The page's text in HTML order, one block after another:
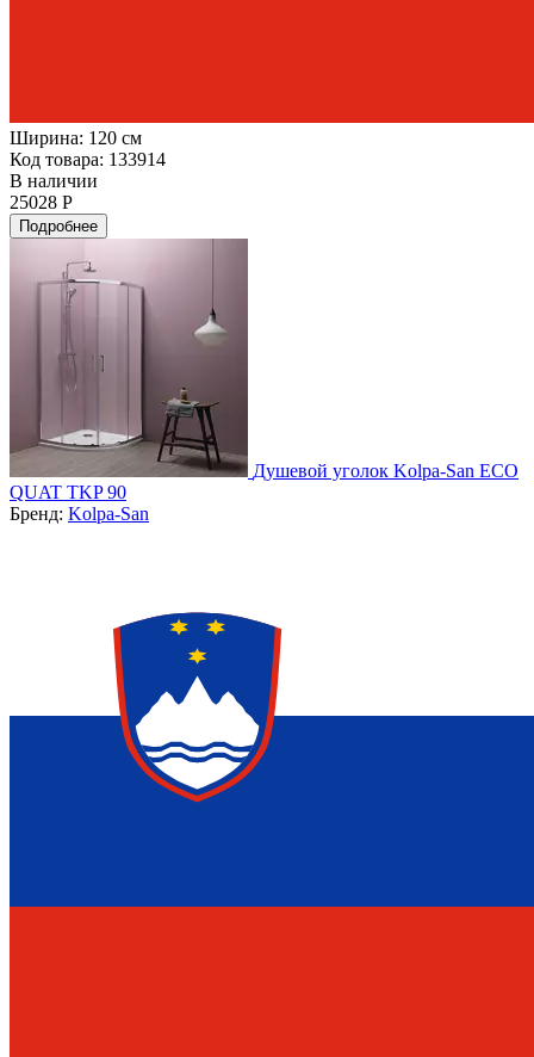
Ширина: 120 см
Код товара: 133914
В наличии
25028 Р
Подробнее
Душевой уголок Kolpa-San ECO
QUAT TKP 90
Бренд: Kolpa-San